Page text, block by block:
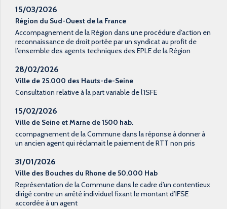
15/03/2026
Région du Sud-Ouest de la France
Accompagnement de la Région dans une procédure d’action en
reconnaissance de droit portée par un syndicat au profit de
l’ensemble des agents techniques des EPLE de la Région
28/02/2026
Ville de 25.000 des Hauts-de-Seine
Consultation relative à la part variable de l’ISFE
15/02/2026
Ville de Seine et Marne de 1500 hab.
ccompagnement de la Commune dans la réponse à donner à
un ancien agent qui réclamait le paiement de RTT non pris
31/01/2026
Ville des Bouches du Rhone de 50.000 Hab
Représentation de la Commune dans le cadre d’un contentieux
dirigé contre un arrêté individuel fixant le montant d’IFSE
accordée à un agent